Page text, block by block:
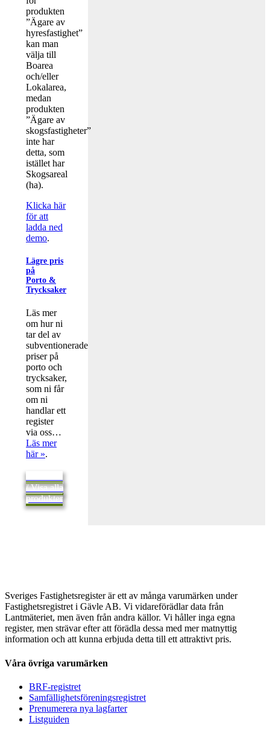
produkten
”Ägare av
hyresfastighet”
kan man
välja till
Boarea
och/eller
Lokalarea,
medan
produkten
”Ägare av
skogsfastigheter”
inte har
detta, som
istället har
Skogsareal
(ha).
Klicka här
för att
ladda ned
demo.
Lägre pris
på
Porto &
Trycksaker
Läs mer
om hur ni
tar del av
subventionerade
priser på
porto och
trycksaker,
som ni får
om ni
handlar ett
register
via oss…
Läs mer
här ».
/ Visa alla
produkter
Sveriges Fastighetsregister är ett av många varumärken under
Fastighetsregistret i Gävle AB. Vi vidareförädlar data från
Lantmäteriet, men även från andra källor. Vi håller inga egna
register, men strävar efter att förädla dessa med mer matnyttig
information och att kunna erbjuda detta till ett attraktivt pris.
Våra övriga varumärken
BRF-registret
Samfällighetsföreningsregistret
Prenumerera nya lagfarter
Listguiden